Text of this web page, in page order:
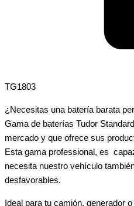
TG1803
¿Necesitas una batería barata
Gama de baterías Tudor
mercado y que ofrece sus
Esta gama professional, es
necesita nuestro vehículo
desfavorables.
Ideal para tu camión, generador